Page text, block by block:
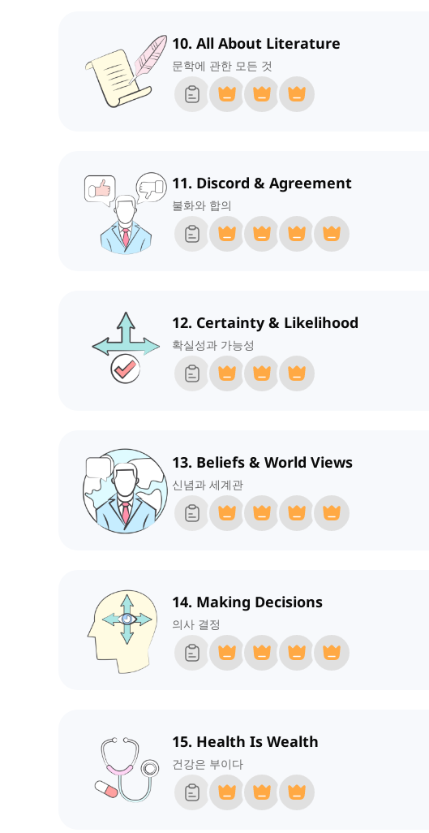
10. All About Literature
문학에 관한 모든 것
11. Discord & Agreement
불화와 합의
12. Certainty & Likelihood
확실성과 가능성
13. Beliefs & World Views
신념과 세계관
14. Making Decisions
의사 결정
15. Health Is Wealth
건강은 부이다